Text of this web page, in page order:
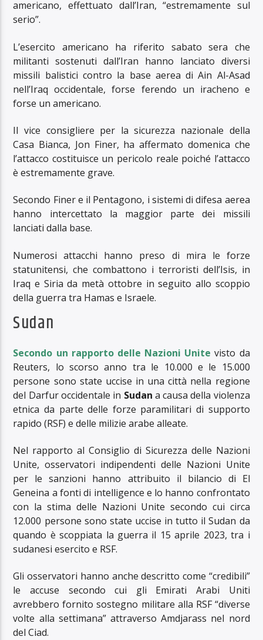
americano, effettuato dall’Iran, “estremamente sul
serio”.
L’esercito americano ha riferito sabato sera che
militanti sostenuti dall’Iran hanno lanciato diversi
missili balistici contro la base aerea di Ain Al-Asad
nell’Iraq occidentale, forse ferendo un iracheno e
forse un americano.
Il vice consigliere per la sicurezza nazionale della
Casa Bianca, Jon Finer, ha affermato domenica che
l’attacco costituisce un pericolo reale poiché l’attacco
è estremamente grave.
Secondo Finer e il Pentagono, i sistemi di difesa aerea
hanno intercettato la maggior parte dei missili
lanciati dalla base.
Numerosi attacchi hanno preso di mira le forze
statunitensi, che combattono i terroristi dell’Isis, in
Iraq e Siria da metà ottobre in seguito allo scoppio
della guerra tra Hamas e Israele.
Sudan
Secondo un rapporto delle Nazioni Unite visto da
Reuters, lo scorso anno tra le 10.000 e le 15.000
persone sono state uccise in una città nella regione
del Darfur occidentale in Sudan a causa della violenza
etnica da parte delle forze paramilitari di supporto
rapido (RSF) e delle milizie arabe alleate.
Nel rapporto al Consiglio di Sicurezza delle Nazioni
Unite, osservatori indipendenti delle Nazioni Unite
per le sanzioni hanno attribuito il bilancio di El
Geneina a fonti di intelligence e lo hanno confrontato
con la stima delle Nazioni Unite secondo cui circa
12.000 persone sono state uccise in tutto il Sudan da
quando è scoppiata la guerra il 15 aprile 2023, tra i
sudanesi esercito e RSF.
Gli osservatori hanno anche descritto come “credibili”
le accuse secondo cui gli Emirati Arabi Uniti
avrebbero fornito sostegno militare alla RSF “diverse
volte alla settimana” attraverso Amdjarass nel nord
del Ciad.